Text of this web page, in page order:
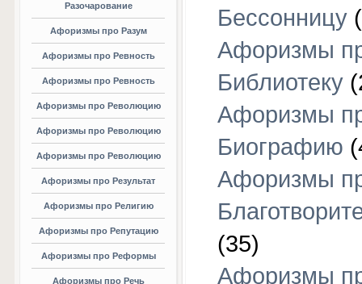
Разочарование
Афоризмы про Разум
Афоризмы про Ревность
Афоризмы про Ревность
Афоризмы про Революцию
Афоризмы про Революцию
Афоризмы про Революцию
Афоризмы про Результат
Афоризмы про Религию
Афоризмы про Репутацию
Афоризмы про Реформы
Афоризмы про Речь
Бессонницу
Афоризмы
Библиотеку
Афоризмы
Биографию
Афоризмы
(35)
Афоризмы